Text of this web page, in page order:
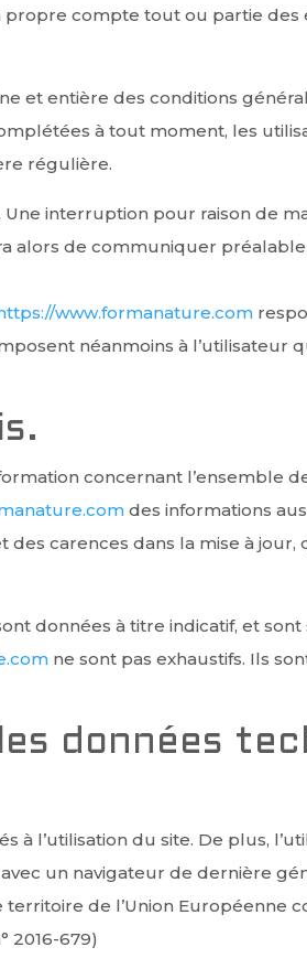
compte tout ou partie des
et entière des conditions
à tout moment, les
régulière.
interruption pour raison de
alors de communiquer
www.formanature.com
néanmoins à l’utilisateur
concernant l’ensemble
des informations
carences dans la mise à jour,
données à titre indicatif, et
ne sont pas exhaustifs. Ils
données
l’utilisation du site. De plus,
un navigateur de dernière
de l’Union Européenne
2016-679)